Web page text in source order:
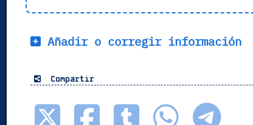
Añadir o corregir información
Compartir